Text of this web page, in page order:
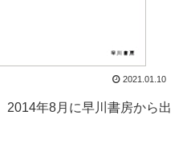
2021.01.10
2014年8月に早川書房から出